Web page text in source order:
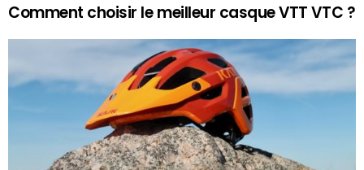
Comment choisir le meilleur casque VTT VTC ?